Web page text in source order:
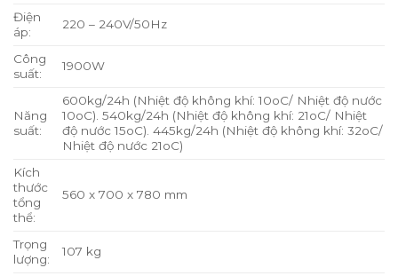
Điện
áp:
220 – 240V/50Hz
Công
suất:
1900W
Năng
suất:
600kg/24h (Nhiệt độ không khí: 10oC/ Nhiệt độ nước
10oC). 540kg/24h (Nhiệt độ không khí: 21oC/ Nhiệt
độ nước 15oC). 445kg/24h (Nhiệt độ không khí: 32oC/
Nhiệt độ nước 21oC)
Kích
thước
tổng
thể:
560 x 700 x 780 mm
Trọng
lượng:
107 kg